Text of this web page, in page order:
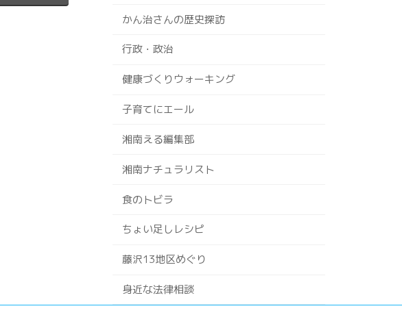
かん治さんの歴史探訪
行政・政治
健康づくりウォーキング
子育てにエール
湘南える編集部
湘南ナチュラリスト
食のトビラ
ちょい足しレシピ
藤沢13地区めぐり
身近な法律相談